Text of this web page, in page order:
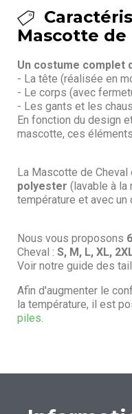
Mascotte de
Un costume complet
- La tête (réalisée en
- Le corps (avec
- Les gants et les
En fonction du design
mascotte, ces
La Mascotte de
polyester (lavable à la
température et avec un
Nous vous proposons
Cheval : S, M, L, XL,
Voir notre guide des
Afin d'augmenter le
la température, il est
piles.